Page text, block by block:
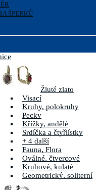
ŠPERKŮ
Žluté zlato
Visací
Kruhy, polokruhy
Pecky
Křížky, andělé
Srdíčka a čtyřlístky
+ 4 další
Fauna, Flora
Oválné, čtvercové
Kruhové, kulaté
Geometrický, soliterní